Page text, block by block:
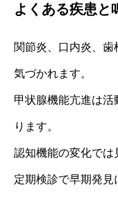
よくある疾患と
関節炎、口内炎、
気づかれます。
甲状腺機能亢進は
ります。
認知機能の変化では
定期検診で早期発見